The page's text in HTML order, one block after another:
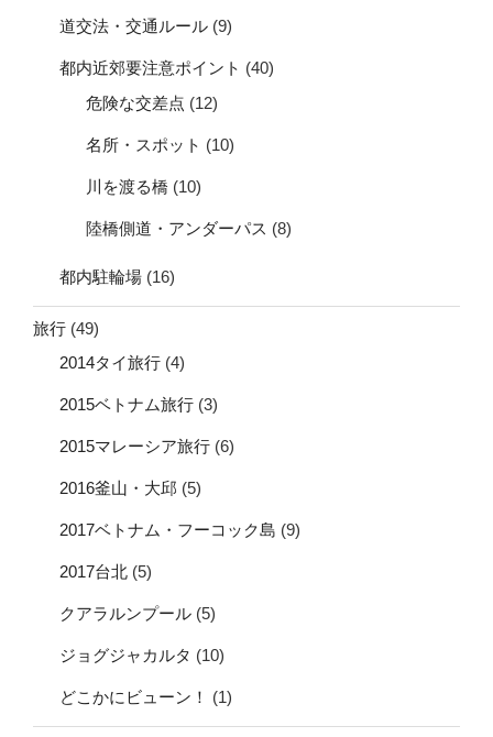
道交法・交通ルール (9)
都内近郊要注意ポイント (40)
危険な交差点 (12)
名所・スポット (10)
川を渡る橋 (10)
陸橋側道・アンダーパス (8)
都内駐輪場 (16)
旅行 (49)
2014タイ旅行 (4)
2015ベトナム旅行 (3)
2015マレーシア旅行 (6)
2016釜山・大邱 (5)
2017ベトナム・フーコック島 (9)
2017台北 (5)
クアラルンプール (5)
ジョグジャカルタ (10)
どこかにビューン！ (1)